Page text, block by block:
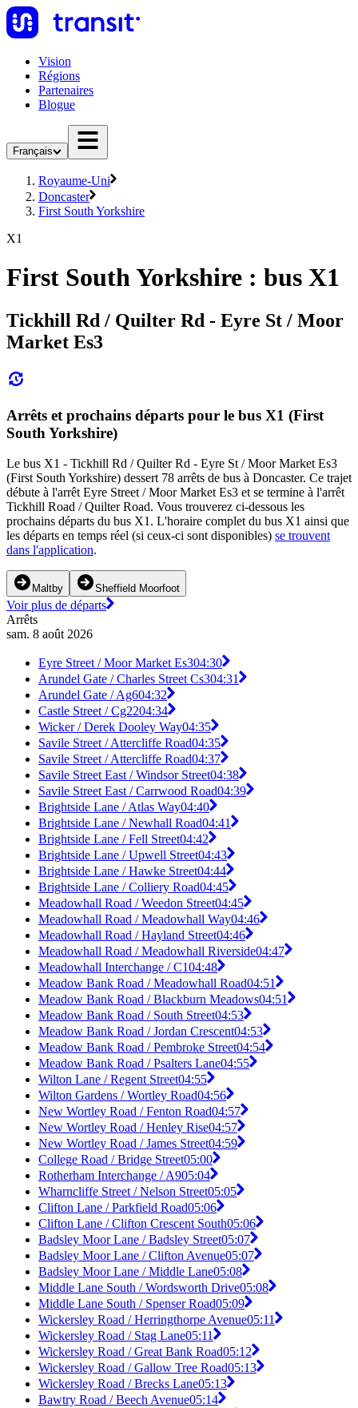
Vision
Régions
Partenaires
Blogue
Français
Royaume-Uni
Doncaster
First South Yorkshire
X1
First South Yorkshire : bus X1
Tickhill Rd / Quilter Rd - Eyre St / Moor
Market Es3
Arrêts et prochains départs pour le bus X1 (First
South Yorkshire)
Le bus X1 - Tickhill Rd / Quilter Rd - Eyre St / Moor Market Es3
(First South Yorkshire) dessert 78 arrêts de bus à Doncaster. Ce trajet
débute à l'arrêt Eyre Street / Moor Market Es3 et se termine à l'arrêt
Tickhill Road / Quilter Road. Vous trouverez ci-dessous les
prochains départs du bus X1. L'horaire complet du bus X1 ainsi que
les départs en temps réel (si ceux-ci sont disponibles) se trouvent
dans l'application.
Maltby Sheffield Moorfoot
Voir plus de départs
Arrêts
sam. 8 août 2026
Eyre Street / Moor Market Es304:30
Arundel Gate / Charles Street Cs304:31
Arundel Gate / Ag604:32
Castle Street / Cg2204:34
Wicker / Derek Dooley Way04:35
Savile Street / Attercliffe Road04:35
Savile Street / Attercliffe Road04:37
Savile Street East / Windsor Street04:38
Savile Street East / Carrwood Road04:39
Brightside Lane / Atlas Way04:40
Brightside Lane / Newhall Road04:41
Brightside Lane / Fell Street04:42
Brightside Lane / Upwell Street04:43
Brightside Lane / Hawke Street04:44
Brightside Lane / Colliery Road04:45
Meadowhall Road / Weedon Street04:45
Meadowhall Road / Meadowhall Way04:46
Meadowhall Road / Hayland Street04:46
Meadowhall Road / Meadowhall Riverside04:47
Meadowhall Interchange / C104:48
Meadow Bank Road / Meadowhall Road04:51
Meadow Bank Road / Blackburn Meadows04:51
Meadow Bank Road / South Street04:53
Meadow Bank Road / Jordan Crescent04:53
Meadow Bank Road / Pembroke Street04:54
Meadow Bank Road / Psalters Lane04:55
Wilton Lane / Regent Street04:55
Wilton Gardens / Wortley Road04:56
New Wortley Road / Fenton Road04:57
New Wortley Road / Henley Rise04:57
New Wortley Road / James Street04:59
College Road / Bridge Street05:00
Rotherham Interchange / A905:04
Wharncliffe Street / Nelson Street05:05
Clifton Lane / Parkfield Road05:06
Clifton Lane / Clifton Crescent South05:06
Badsley Moor Lane / Badsley Street05:07
Badsley Moor Lane / Clifton Avenue05:07
Badsley Moor Lane / Middle Lane05:08
Middle Lane South / Wordsworth Drive05:08
Middle Lane South / Spenser Road05:09
Wickersley Road / Herringthorpe Avenue05:11
Wickersley Road / Stag Lane05:11
Wickersley Road / Great Bank Road05:12
Wickersley Road / Gallow Tree Road05:13
Wickersley Road / Brecks Lane05:13
Bawtry Road / Beech Avenue05:14